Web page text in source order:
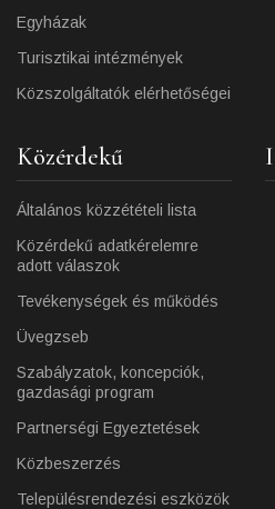
Egyházak
Turisztikai intézmények
Közszolgáltatók elérhetőségei
Közérdekű
Általános közzétételi lista
Közérdekű adatkérelemre
adott válaszok
Tevékenységek és működés
Üvegzseb
Szabályzatok, koncepciók,
gazdasági program
Partnerségi Egyeztetések
Közbeszerzés
Településrendezési eszközök